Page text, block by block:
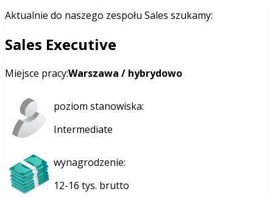
Aktualnie do naszego zespołu Sales szukamy:
Sales Executive
Miejsce pracy:Warszawa / hybrydowo
poziom stanowiska:
Intermediate
wynagrodzenie:
12-16 tys. brutto